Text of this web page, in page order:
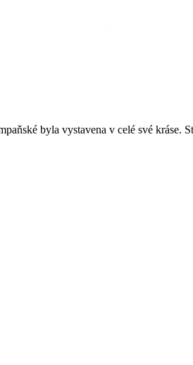
byla vystavena v celé své